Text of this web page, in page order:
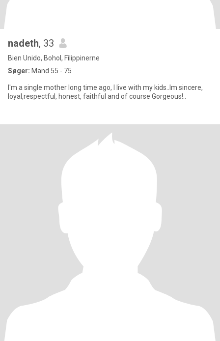
nadeth, 33
Bien Unido, Bohol, Filippinerne
Søger: Mand 55 - 75
I'm a single mother long time ago, I live with my kids..Im sincere,
loyal,respectful, honest, faithful and of course Gorgeous!..